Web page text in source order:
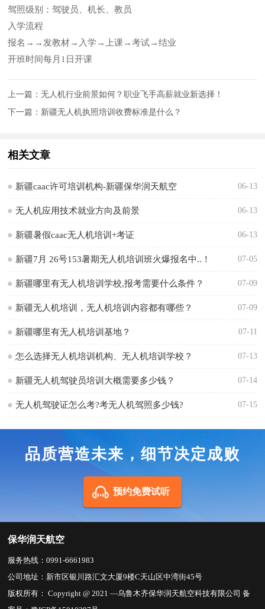
驾照级别：驾驶员、机长、教员
入学流程
报名→→发教材→入学→上课→考试→结业
开班时间每月1日开课
上一篇：无人机行业前景如何？职业飞手高薪就业新选择！
下一篇： 新疆无人机执照培训收费标准是什么？
相关文章
06-13
新疆caac许可培训机构-新疆保华润天航空
06-13
无人机应用技术就业方向及前景
06-13
新疆暑假caac无人机培训+考证
07-05
新疆7月 26号153暑期无人机培训班火爆报名中..！
07-09
新疆哪里有无人机培训学校,报考需要什么条件？
07-09
新疆无人机培训，无人机培训内容都有哪些？
07-11
新疆哪里有无人机培训基地？
07-13
怎么选择无人机培训机构、无人机培训学校？
07-14
新疆无人机驾驶员培训大概需要多少钱？
07-15
无人机驾驶证怎么考?考无人机驾照多少钱?
品质营造未来，细节决定成败
预约免费试听
保华润天航空
服务热线：0991-6661983
公司地址：新市区银川路汇文大厦9楼C天山区中湾街45号
版权所有： Copyright @ 2021 —乌鲁木齐保华润天航空科技有限公司 备